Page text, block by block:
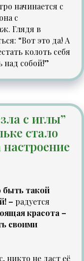
начинается с
с
Глядя в
“Вот это да! А
колоть себя
над собой!”
с иглы”
стало
настроение
быть такой
– радуется
красота –
своими
никто не даст её